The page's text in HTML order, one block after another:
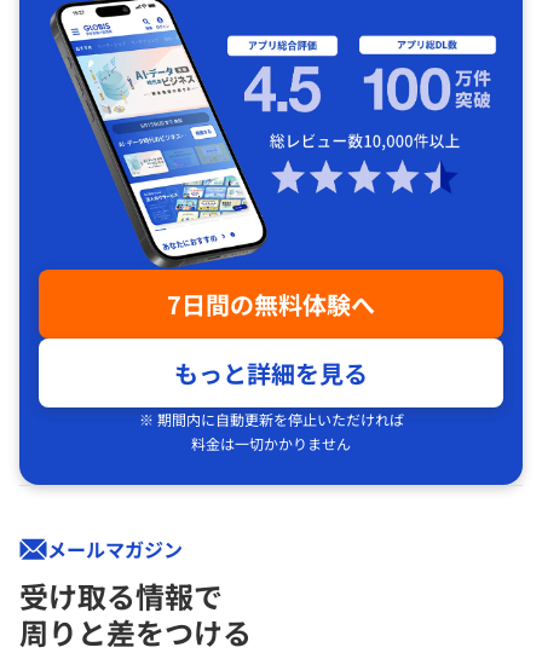
7日間の無料体験へ
もっと詳細を見る
※ 期間内に自動更新を停止いただければ
料金は一切かかりません
メールマガジン
受け取る情報で
周りと差をつける